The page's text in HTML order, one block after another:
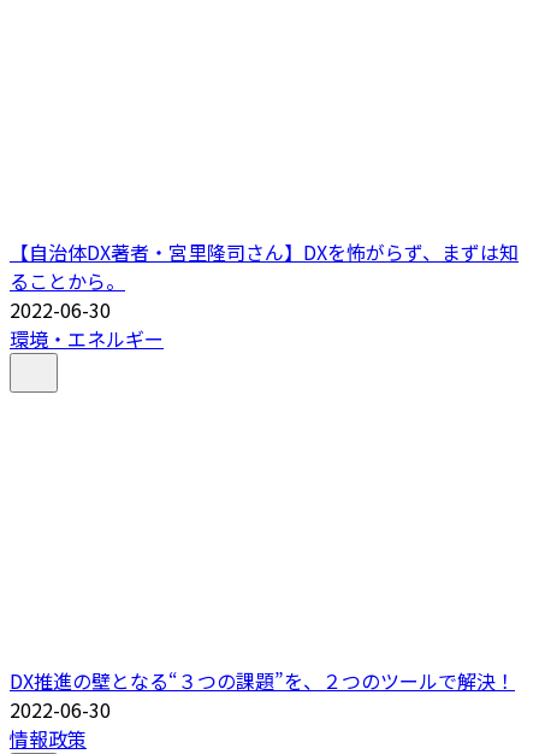
【自治体DX著者・宮里隆司さん】DXを怖がらず、まずは知
ることから。
2022-06-30
環境・エネルギー
DX推進の壁となる“３つの課題”を、２つのツールで解決！
2022-06-30
情報政策